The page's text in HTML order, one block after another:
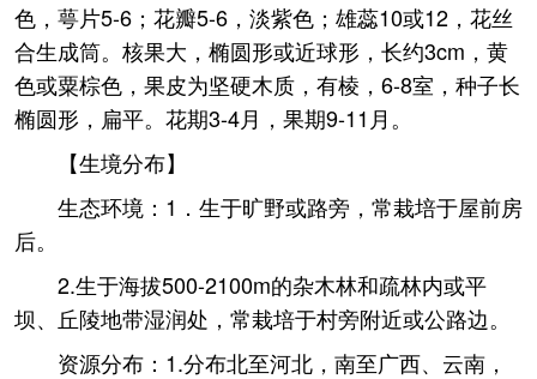
色，萼片5-6；花瓣5-6，淡紫色；雄蕊10或12，花丝
合生成筒。核果大，椭圆形或近球形，长约3cm，黄
色或粟棕色，果皮为坚硬木质，有棱，6-8室，种子长
椭圆形，扁平。花期3-4月，果期9-11月。
【生境分布】
生态环境：1．生于旷野或路旁，常栽培于屋前房
后。
2.生于海拔500-2100m的杂木林和疏林内或平
坝、丘陵地带湿润处，常栽培于村旁附近或公路边。
资源分布：1.分布北至河北，南至广西、云南，